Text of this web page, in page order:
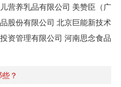
营养乳品有限公司 美赞臣（广
股份有限公司 北京巨能新技术
资管理有限公司 河南思念食品
？